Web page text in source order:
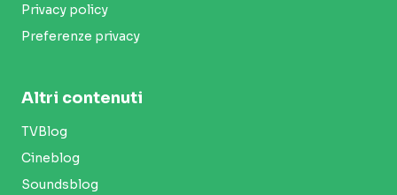
Privacy policy
Preferenze privacy
Altri contenuti
TVBlog
Cineblog
Soundsblog